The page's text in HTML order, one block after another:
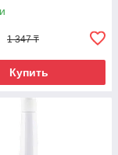
1 347 ₸
Купить